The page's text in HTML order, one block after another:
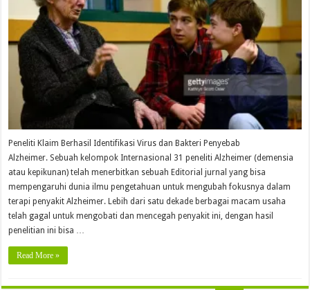
Peneliti Klaim Berhasil Identifikasi Virus dan Bakteri Penyebab
Alzheimer. Sebuah kelompok Internasional 31 peneliti Alzheimer (demensia
atau kepikunan) telah menerbitkan sebuah Editorial jurnal yang bisa
mempengaruhi dunia ilmu pengetahuan untuk mengubah fokusnya dalam
terapi penyakit Alzheimer. Lebih dari satu dekade berbagai macam usaha
telah gagal untuk mengobati dan mencegah penyakit ini, dengan hasil
penelitian ini bisa …
Read More »